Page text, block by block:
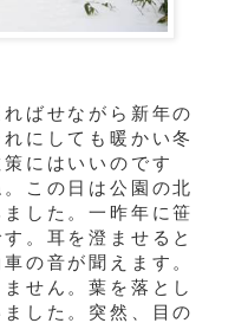
ばせながら新年の
にしても暖かい冬
にはいいのです
この日は公園の北
した。一昨年に笹
。耳を澄ませると
の音が聞えます。
せん。葉を落とし
した。突然、目の